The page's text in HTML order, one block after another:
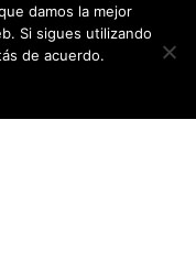
y Entrenamiento
damos la mejor
Si sigues utilizando
de acuerdo.